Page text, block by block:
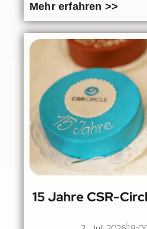
Mehr erfahren >>
15 Jahre CSR-